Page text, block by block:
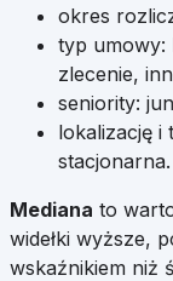
okres
typ umowy:
zlecenie,
seniority:
lokalizację i
stacjonarna.
Mediana to
widełki wyższe,
wskaźnikiem niż